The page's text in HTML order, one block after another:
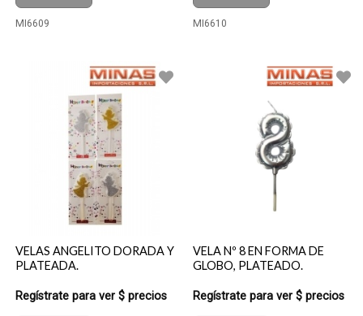
MI6609 MI6610
VELAS ANGELITO DORADA Y
PLATEADA.
Regístrate para ver $ precios
VELA Nº 8 EN FORMA DE
GLOBO, PLATEADO.
Regístrate para ver $ precios